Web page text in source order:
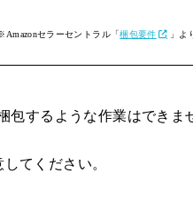
セラーセントラル「梱包要件 」よ
包するような作業はできま
てください。